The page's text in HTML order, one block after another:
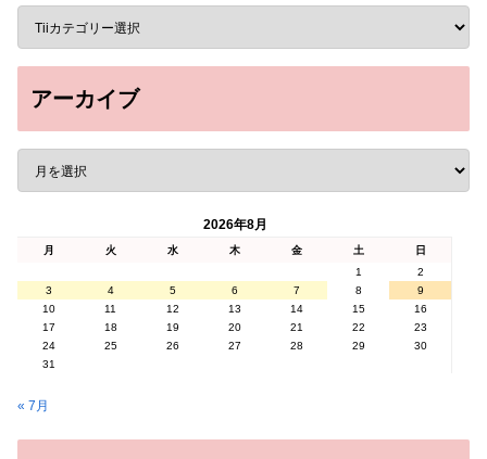
アーカイブ
2026年8月
月 火 水 木 金 土
日
1
2
3
4 5 6 7 8
9
10
11 12 13 14 15
16
17
18 19 20 21 22
23
24
25 26 27 28 29
30
31
« 7月